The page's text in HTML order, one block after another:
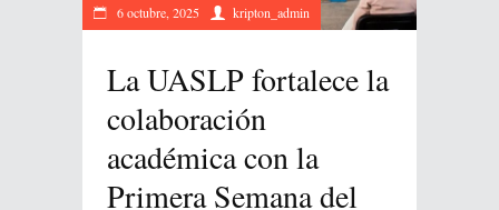
6 octubre, 2025 kripton_admin
La UASLP fortalece la
colaboración
académica con la
Primera Semana del